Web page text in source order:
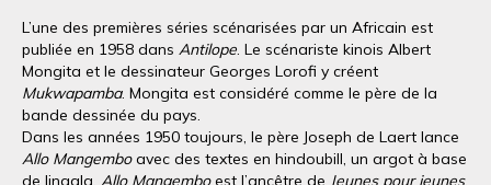
L’une des premières séries scénarisées par un Africain est
publiée en 1958 dans Antilope. Le scénariste kinois Albert
Mongita et le dessinateur Georges Lorofi y créent
Mukwapamba. Mongita est considéré comme le père de la
bande dessinée du pays.
Dans les années 1950 toujours, le père Joseph de Laert lance
Allo Mangemboavec des textes en hindoubill, un argot à base
de lingala. Allo Mangemboest l’ancêtre de Jeunes pour jeunes,